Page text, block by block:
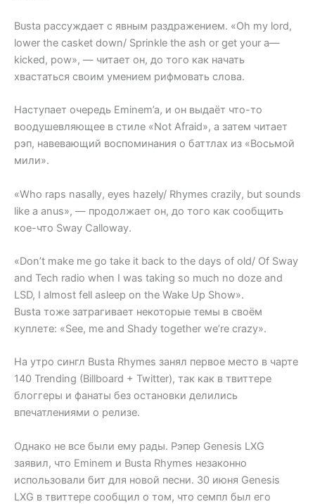
Busta рассуждает с явным раздражением. «Oh my lord,
lower the casket down/ Sprinkle the ash or get your a—
kicked, pow», — читает он, до того как начать
хвастаться своим умением рифмовать слова.
Наступает очередь Eminem’a, и он выдаёт что-то
воодушевляющее в стиле «Not Afraid», а затем читает
рэп, навевающий воспоминания о баттлах из «Восьмой
мили».
«Who raps nasally, eyes hazely/ Rhymes crazily, but sounds
like a anus», — продолжает он, до того как сообщить
кое-что Sway Calloway.
«Don’t make me go take it back to the days of old/ Of Sway
and Tech radio when I was taking so much no doze and
LSD, I almost fell asleep on the Wake Up Show».
Busta тоже затрагивает некоторые темы в своём
куплете: «See, me and Shady together we’re crazy».
На утро сингл Busta Rhymes занял первое место в чарте
140 Trending (Billboard + Twitter), так как в твиттере
блоггеры и фанаты без остановки делились
впечатлениями о релизе.
Однако не все были ему рады. Рэпер Genesis LXG
заявил, что Eminem и Busta Rhymes незаконно
использовали бит для новой песни. 30 июня Genesis
LXG в твиттере сообщил о том, что семпл был его